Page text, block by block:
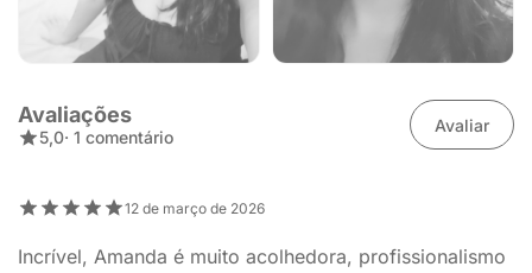
Avaliações
5,0· 1 comentário
Avaliar
12 de março de 2026
Incrível, Amanda é muito acolhedora, profissionalismo